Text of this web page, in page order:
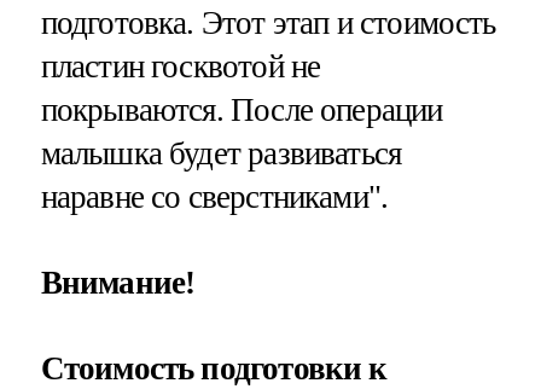
подготовка. Этот этап и стоимость
пластин госквотой не
покрываются. После операции
малышка будет развиваться
наравне со сверстниками".
Внимание!
Стоимость подготовки к